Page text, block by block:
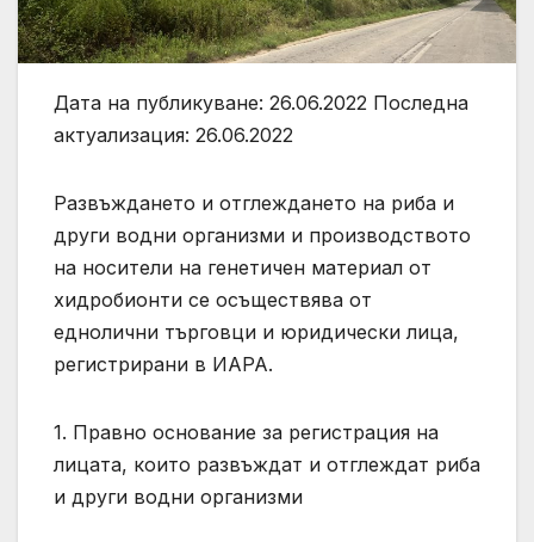
Дата на публикуване: 26.06.2022 Последна
актуализация: 26.06.2022
Развъждането и отглеждането на риба и
други водни организми и производството
на носители на генетичен материал от
хидробионти се осъществява от
еднолични търговци и юридически лица,
регистрирани в ИАРА.
1. Правно основание за регистрация на
лицата, които развъждат и отглеждат риба
и други водни организми